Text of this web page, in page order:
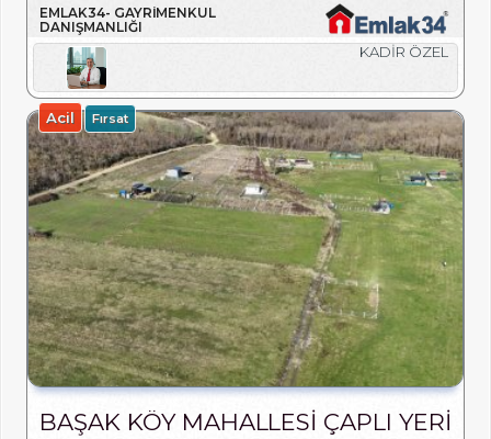
EMLAK34- GAYRIMENKUL
DANIŞMANLIĞI
KADİR ÖZEL
Acil Fırsat
BAŞAK KÖY MAHALLESI ÇAPLI YERI